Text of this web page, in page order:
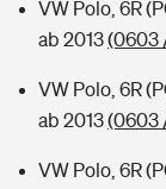
VW Polo, 6R
ab 2013(0603
VW Polo, 6R
ab 2013(0603
VW Polo, 6R